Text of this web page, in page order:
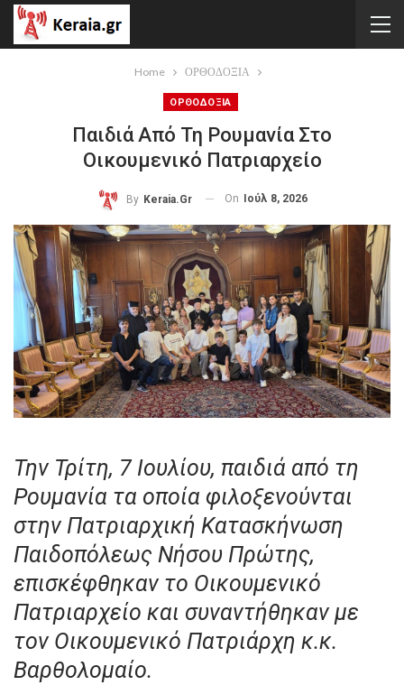
Home ΟΡΘΟΔΟΞΙΑ
ΟΡΘΟΔΟΞΙΑ
Παιδιά Από Τη Ρουμανία Στο
Οικουμενικό Πατριαρχείο
By Keraia.gr On Ιούλ 8, 2026
Την Τρίτη, 7 Ιουλίου, παιδιά από τη
Ρουμανία τα οποία φιλοξενούνται
στην Πατριαρχική Κατασκήνωση
Παιδοπόλεως Νήσου Πρώτης,
επισκέφθηκαν το Οικουμενικό
Πατριαρχείο και συναντήθηκαν με
τον Οικουμενικό Πατριάρχη κ.κ.
Βαρθολομαίο.